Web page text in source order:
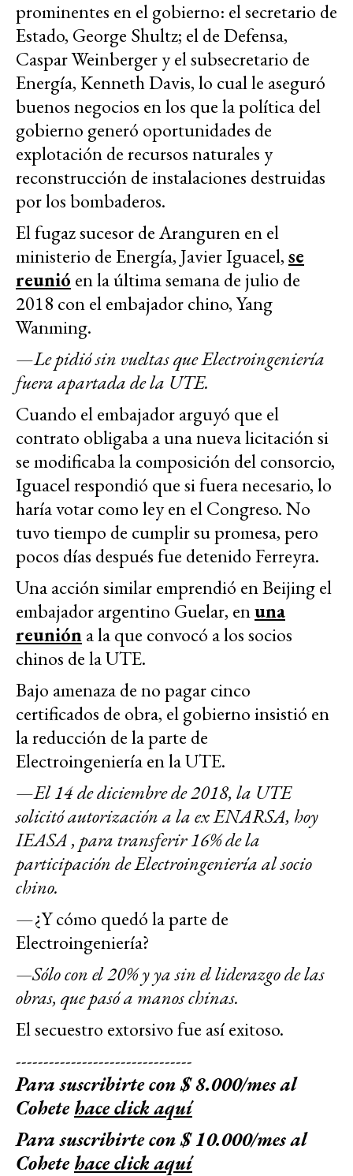
prominentes en el gobierno: el secretario de
Estado, George Shultz; el de Defensa,
Caspar Weinberger y el subsecretario de
Energía, Kenneth Davis, lo cual le aseguró
buenos negocios en los que la política del
gobierno generó oportunidades de
explotación de recursos naturales y
reconstrucción de instalaciones destruidas
por los bombaderos.
El fugaz sucesor de Aranguren en el
ministerio de Energía, Javier Iguacel,se
reunió en la última semana de julio de
2018 con el embajador chino, Yang
Wanming.
—Le pidió sin vueltas que Electroingeniería
fuera apartada de la UTE.
Cuando el embajador arguyó que el
contrato obligaba a una nueva licitación si
se modificaba la composición del consorcio,
Iguacel respondió que si fuera necesario, lo
haría votar como ley en el Congreso. No
tuvo tiempo de cumplir su promesa, pero
pocos días después fue detenido Ferreyra.
Una acción similar emprendió en Beijing el
embajador argentino Guelar, enuna
reunióna la que convocó a los socios
chinos de la UTE.
Bajo amenaza de no pagar cinco
certificados de obra, el gobierno insistió en
la reducción de la parte de
Electroingeniería en la UTE.
—El 14 de diciembre de 2018, la UTE
solicitó autorización a la ex ENARSA, hoy
IEASA , para transferir 16% de la
participación de Electroingeniería al socio
chino.
—¿Y cómo quedó la parte de
Electroingeniería?
—Sólo con el 20% y ya sin el liderazgo de las
obras, que pasó a manos chinas.
El secuestro extorsivo fue así exitoso.
--------------------------------
Para suscribirte con $ 8.000/mes al
Cohetehace click aquí
Para suscribirte con $ 10.000/mes al
Cohetehace click aquí